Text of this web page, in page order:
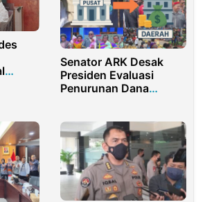
Senator ARK Desak
Presiden Evaluasi
Penurunan Dana